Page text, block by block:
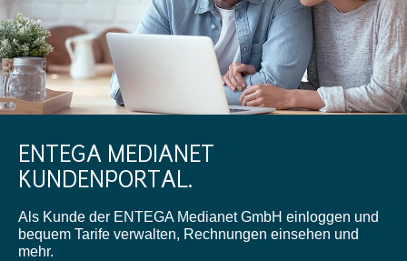
ENTEGA MEDIANET
KUNDENPORTAL.
Als Kunde der ENTEGA Medianet GmbH einloggen und
bequem Tarife verwalten, Rechnungen einsehen und
mehr.